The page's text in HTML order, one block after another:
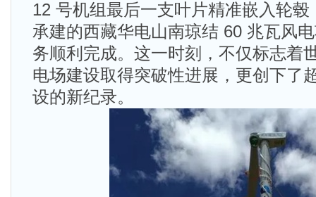
12 号机组最后一支叶片精准嵌入轮
承建的西藏华电山南琼结 60 兆瓦风
务顺利完成。这一时刻，不仅标志着
电场建设取得突破性进展，更创下了
设的新纪录。